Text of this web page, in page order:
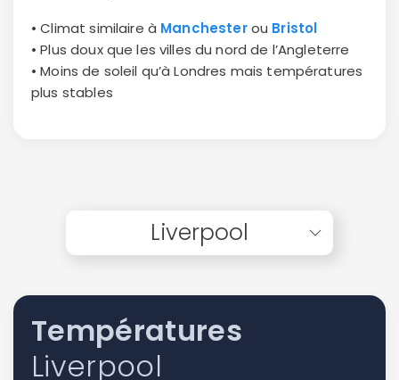
• Climat similaire à Manchesterou Bristol
• Plus doux que les villes du nord de l’Angleterre
• Moins de soleil qu’à Londres mais températures
plus stables
Liverpool
Températures
Liverpool